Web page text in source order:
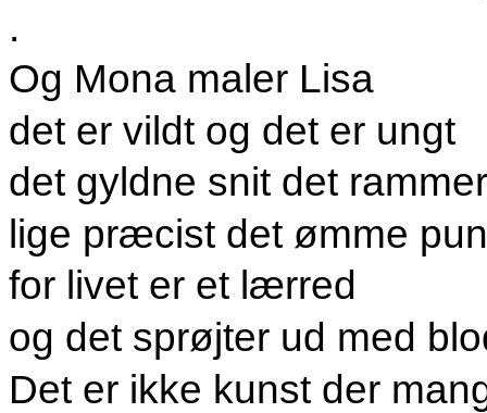
.
Og Mona maler Lisa
det er vildt og det er ungt
det gyldne snit det rammer
lige præcist det ømme
for livet er et lærred
og det sprøjter ud med
Det er ikke kunst der